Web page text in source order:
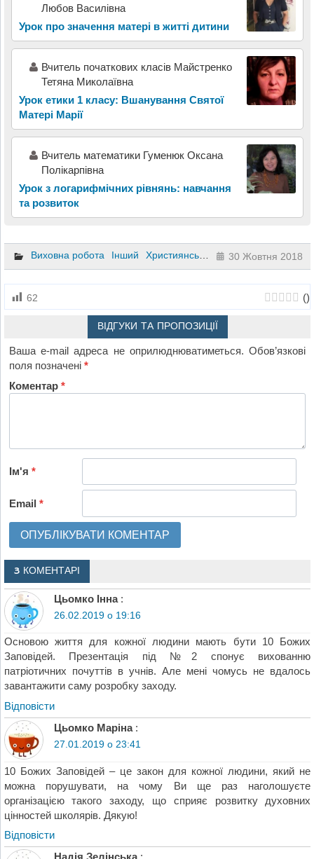
Любов Василівна
Урок про значення матері в житті дитини
Вчитель початкових класів Майстренко
Тетяна Миколаївна
Урок етики 1 класу: Вшанування Святої
Матері Марії
Вчитель математики Гуменюк Оксана
Полікарпівна
Урок з логарифмічних рівнянь: навчання
та розвиток
Виховна робота Інший Християнська етика 8 клас
30 Жовтня 2018
62 ()
ВІДГУКИ ТА ПРОПОЗИЦІЇ
Ваша e-mail адреса не оприлюднюватиметься. Обов’язкові
поля позначені*
Коментар*
Ім'я*
Email*
3 КОМЕНТАРІ
Цьомко Інна :
26.02.2019 о 19:16
Основою життя для кожної людини мають бути 10 Божих
Заповідей. Презентація під №2 спонує вихованню
патріотичних почуттів в учнів. Але мені чомусь не вдалось
завантажити саму розробку заходу.
Відповіcти
Цьомко Маріна :
27.01.2019 о 23:41
10 Божих Заповідей – це закон для кожної людини, який не
можна порушувати, на чому Ви ще раз наголошуєте
організацією такого заходу, що сприяє розвитку духовних
цінностей школярів. Дякую!
Відповіcти